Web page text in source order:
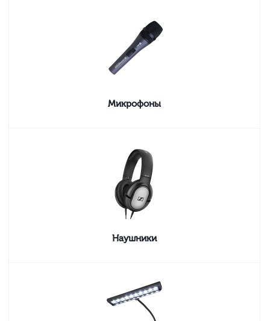
Микрофоны
Наушники